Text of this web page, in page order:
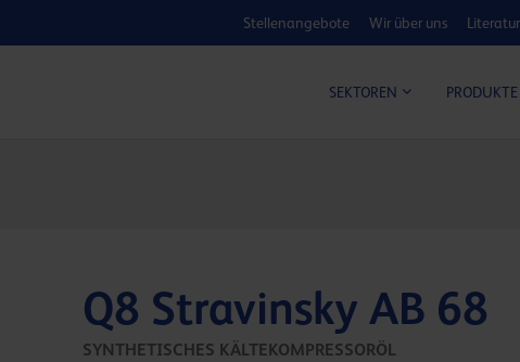
Stellenangebote Wir über uns Literatur
SEKTOREN PRODUKTE
Q8 Stravinsky AB 68
SYNTHETISCHES KÄLTEKOMPRESSORÖL